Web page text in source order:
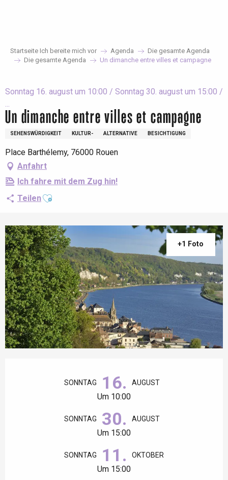
Startseite Ich bereite mich vor Agenda
Die gesamte Agenda
Die gesamte Agenda
Un dimanche entre villes et campagne
Sonntag 16. august um 10:00 / Sonntag 30. august um 15:00 /
...
Un dimanche entre villes et campagne
SEHENSWÜRDIGKEIT KULTUR- ALTERNATIVE BESICHTIGUNG
Place Barthélemy, 76000 Rouen
Anfahrt
Ich fahre mit dem Zug hin!
TeilenAjouter aux favoris
+1 Foto
SONNTAG 16. AUGUST
Um 10:00
SONNTAG 30. AUGUST
Um 15:00
SONNTAG 11. OKTOBER
Um 15:00